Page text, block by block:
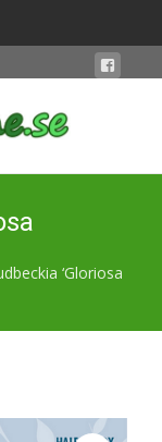
‘Gloriosa